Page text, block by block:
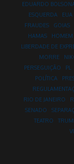
EDUARDO
ESQUERDA
EUA
FRAUDES
GOIAS
HAMAS
HOMEM
LIBERDADE DE
MORRE
PERSEGUIÇÃO
PL
POLÍTICA
RIO DE JANEIRO
SENADO
TEATRO